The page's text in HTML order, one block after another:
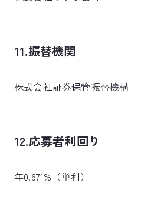
11.振替機関
株式会社証券保管振替機構
12.応募者利回り
年0.671%（単利）